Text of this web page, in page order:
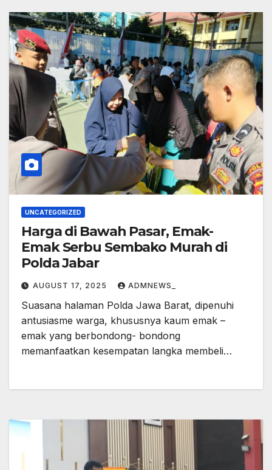
UNCATEGORIZED
Harga di Bawah Pasar, Emak-
Emak Serbu Sembako Murah di
Polda Jabar
AUGUST 17, 2025 ADMNEWS_
Suasana halaman Polda Jawa Barat, dipenuhi
antusiasme warga, khususnya kaum emak –
emak yang berbondong- bondong
memanfaatkan kesempatan langka membeli…